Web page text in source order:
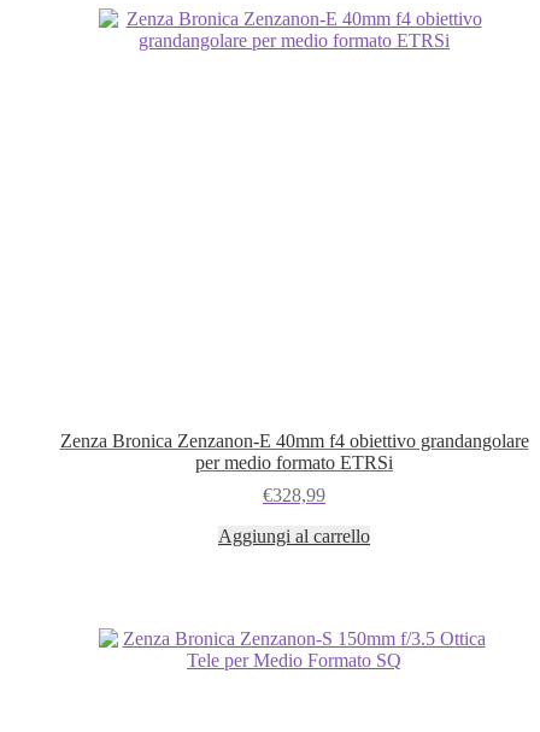
Zenza Bronica Zenzanon-E 40mm f4 obiettivo grandangolare
per medio formato ETRSi
€328,99
Aggiungi al carrello